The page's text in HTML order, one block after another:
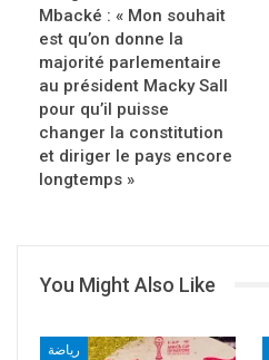
Mbacké : « Mon souhait
est qu’on donne la
majorité parlementaire
au président Macky Sall
pour qu’il puisse
changer la constitution
et diriger le pays encore
longtemps »
You Might Also Like
رياضة